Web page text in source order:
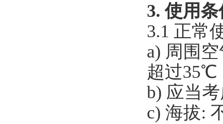
3. 使用
3.1 正常
a) 周围
超过35℃
b) 应当
c) 海拔: